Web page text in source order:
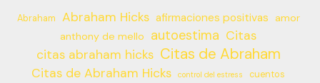
Abraham Abraham Hicks afirmaciones positivas
amor
anthony de mello
autoestima Citas
citas abraham hicks Citas de Abraham
Citas de Abraham Hicks control del estress cuentos